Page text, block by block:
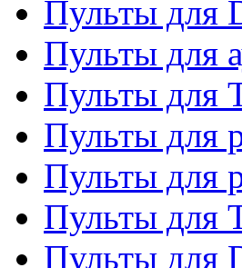
Пульты для
Пульты для
Пульты для
Пульты для
Пульты для
Пульты для
Пульты для